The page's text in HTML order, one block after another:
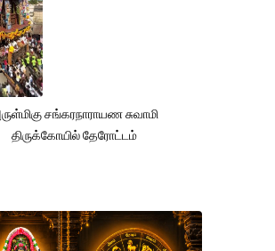
சங்கரநாராயண சுவாமி
திருக்கோயில் தேரோட்டம்